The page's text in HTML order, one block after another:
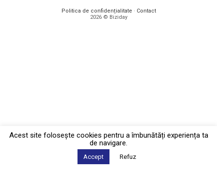
Politica de confidențialitate · Contact
2026 © Biziday
Acest site foloseşte cookies pentru a îmbunătăți experiența ta
de navigare.
Accept Refuz